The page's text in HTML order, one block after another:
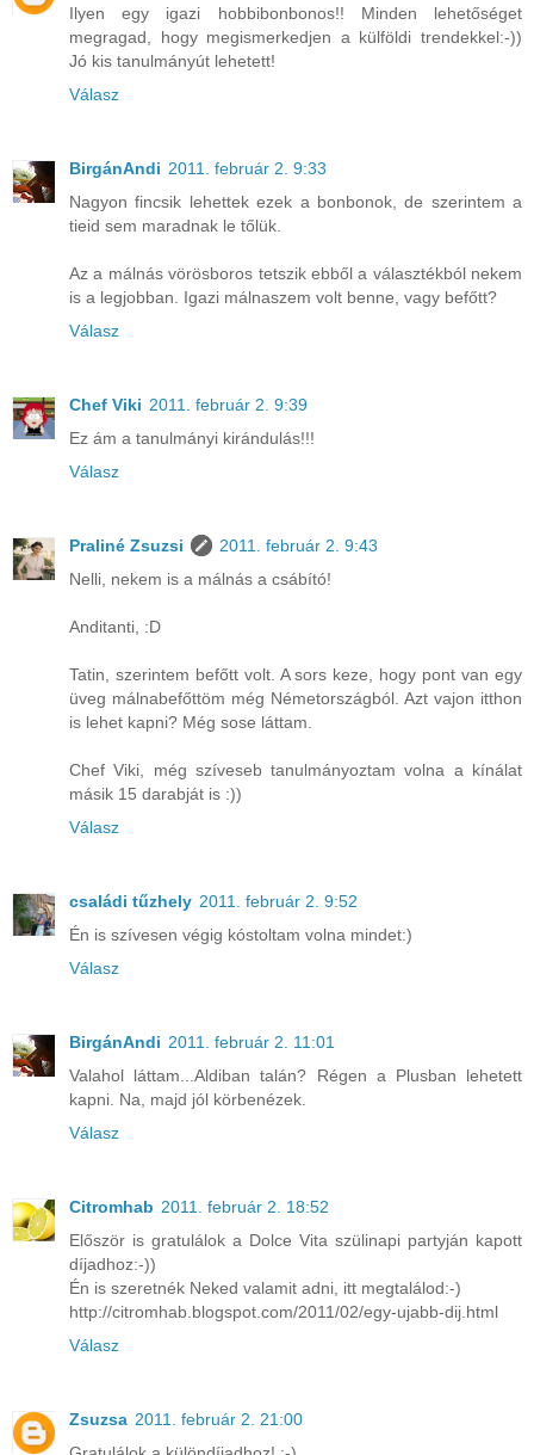
Ilyen egy igazi hobbibonbonos!! Minden lehetőséget
megragad, hogy megismerkedjen a külföldi trendekkel:-))
Jó kis tanulmányút lehetett!
Válasz
BirgánAndi 2011. február 2. 9:33
Nagyon fincsik lehettek ezek a bonbonok, de szerintem a
tieid sem maradnak le tőlük.
Az a málnás vörösboros tetszik ebből a választékból nekem
is a legjobban. Igazi málnaszem volt benne, vagy befőtt?
Válasz
Chef Viki 2011. február 2. 9:39
Ez ám a tanulmányi kirándulás!!!
Válasz
Praliné Zsuzsi
2011. február 2. 9:43
Nelli, nekem is a málnás a csábító!
Anditanti, :D
Tatin, szerintem befőtt volt. A sors keze, hogy pont van egy
üveg málnabefőttöm még Németországból. Azt vajon itthon
is lehet kapni? Még sose láttam.
Chef Viki, még szíveseb tanulmányoztam volna a kínálat
másik 15 darabját is :))
Válasz
családi tűzhely 2011. február 2. 9:52
Én is szívesen végig kóstoltam volna mindet:)
Válasz
BirgánAndi 2011. február 2. 11:01
Valahol láttam...Aldiban talán? Régen a Plusban lehetett
kapni. Na, majd jól körbenézek.
Válasz
Citromhab 2011. február 2. 18:52
Először is gratulálok a Dolce Vita szülinapi partyján kapott
díjadhoz:-))
Én is szeretnék Neked valamit adni, itt megtalálod:-)
http://citromhab.blogspot.com/2011/02/egy-ujabb-dij.html
Válasz
Zsuzsa 2011. február 2. 21:00